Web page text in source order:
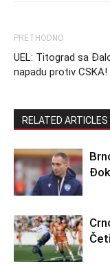
PRETHODNO
UEL: Titograd sa
napadu protiv CSKA!
RELATED ARTICLES